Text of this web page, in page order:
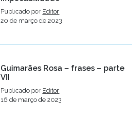
Publicado por Editor
20 de março de 2023
Guimarães Rosa – frases – parte
VII
Publicado por Editor
16 de março de 2023